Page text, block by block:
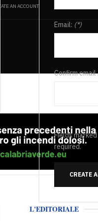
AN ACCOUNT
Email: (*)
Confirm email
Fields
required.
CREATE
L'EDITORIALE